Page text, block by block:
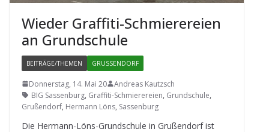
Wie­der Graf­fiti-Schmie­re­reien
an Grundschule
BEITRÄGE/THEMEN GRUSSENDORF
Donnerstag, 14. Mai 20
Andreas Kautzsch
BIG Sassenburg, Graffiti-Schmierereien, Grundschule,
Grußendorf, Hermann Löns, Sassenburg
Die Her­mann-Löns-Grund­schule in Gru­ßen­dorf ist